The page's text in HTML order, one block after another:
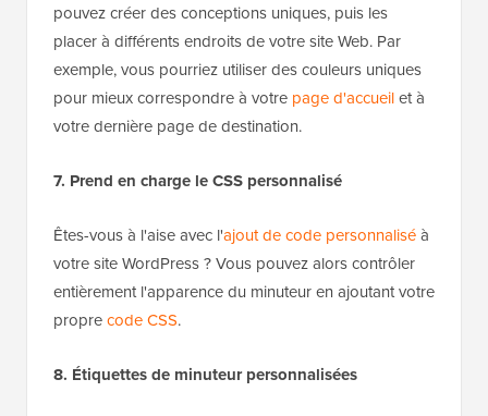
pouvez créer des conceptions uniques, puis les
placer à différents endroits de votre site Web. Par
exemple, vous pourriez utiliser des couleurs uniques
pour mieux correspondre à votre page d'accueilet à
votre dernière page de destination.
7. Prend en charge le CSS personnalisé
Êtes-vous à l'aise avec l'ajout de code personnaliséà
votre site WordPress ? Vous pouvez alors contrôler
entièrement l'apparence du minuteur en ajoutant votre
proprecode CSS.
8. Étiquettes de minuteur personnalisées